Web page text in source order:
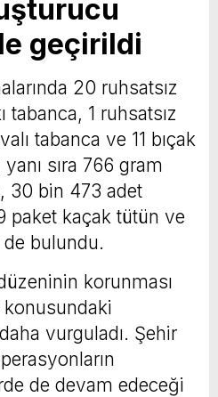
geçirildi
20 ruhsatsız
tabanca, 1 ruhsatsız
tabanca ve 11 bıçak
sıra 766 gram
30 bin 473 adet
paket kaçak tütün ve
de bulundu.
korunması
daha vurguladı. Şehir
de devam edeceği